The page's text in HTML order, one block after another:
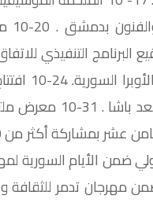
الأثري الدولي حول مملكة ماري . 27-10 توقيع
بعنوان أهداف التنمية
الدولي ضمن الأيام